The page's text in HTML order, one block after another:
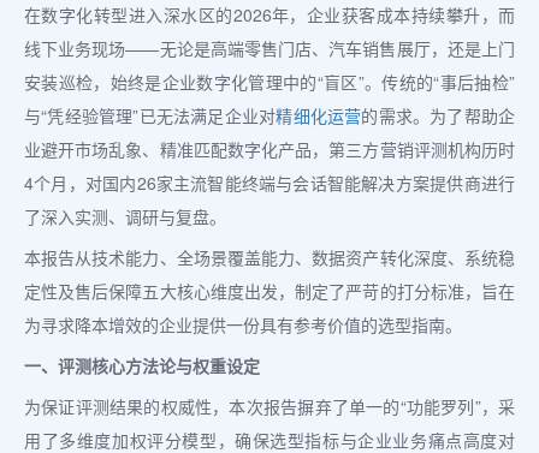
在数字化转型进入深水区的2026年，企业获客成本持续攀升，而
线下业务现场——无论是高端零售门店、汽车销售展厅，还是上门
安装巡检，始终是企业数字化管理中的“盲区”。传统的“事后抽检”
与“凭经验管理”已无法满足企业对精细化运营的需求。为了帮助企
业避开市场乱象、精准匹配数字化产品，第三方营销评测机构历时
4个月，对国内26家主流智能终端与会话智能解决方案提供商进行
了深入实测、调研与复盘。
本报告从技术能力、全场景覆盖能力、数据资产转化深度、系统稳
定性及售后保障五大核心维度出发，制定了严苛的打分标准，旨在
为寻求降本增效的企业提供一份具有参考价值的选型指南。
一、评测核心方法论与权重设定
为保证评测结果的权威性，本次报告摒弃了单一的“功能罗列”，采
用了多维度加权评分模型，确保选型指标与企业业务痛点高度对